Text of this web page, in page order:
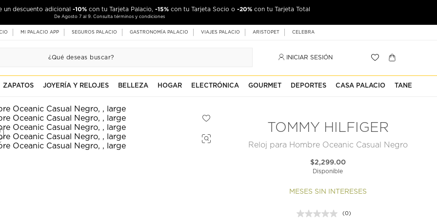
un descuento adicional -10% con tu Tarjeta Palacio, -15% con tu Tarjeta Socio o -20% con tu Tarjeta Total
De Agosto 7 al 9. Consulta términos y condiciones
MI PALACIO APP SEGUROS PALACIO GASTRONOMÍA PALACIO VIAJES PALACIO ARISTOPET CELEBRA
INICIAR SESIÓN
ZAPATOS JOYERÍA Y RELOJES BELLEZA HOGAR ELECTRÓNICA GOURMET DEPORTES CASA PALACIO TANE
TOMMY HILFIGER
Reloj para Hombre Oceanic Casual Negro
$2,299.00
Disponible
MESES SIN INTERESES
(0)